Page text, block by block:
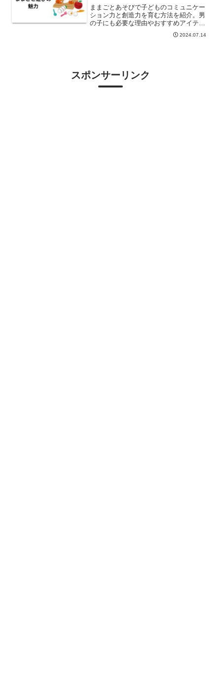
ままごとあそびで子どものコミュニケー
ション力と創造力を育む方法を紹介。男
の子にも必要な理由やおすすめアイテム
2024.07.14
スポンサーリンク